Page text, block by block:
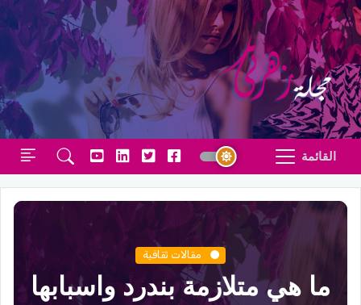
القائمة
مقالات ثقافية
ما هي متلازمة بندرد واسبابها